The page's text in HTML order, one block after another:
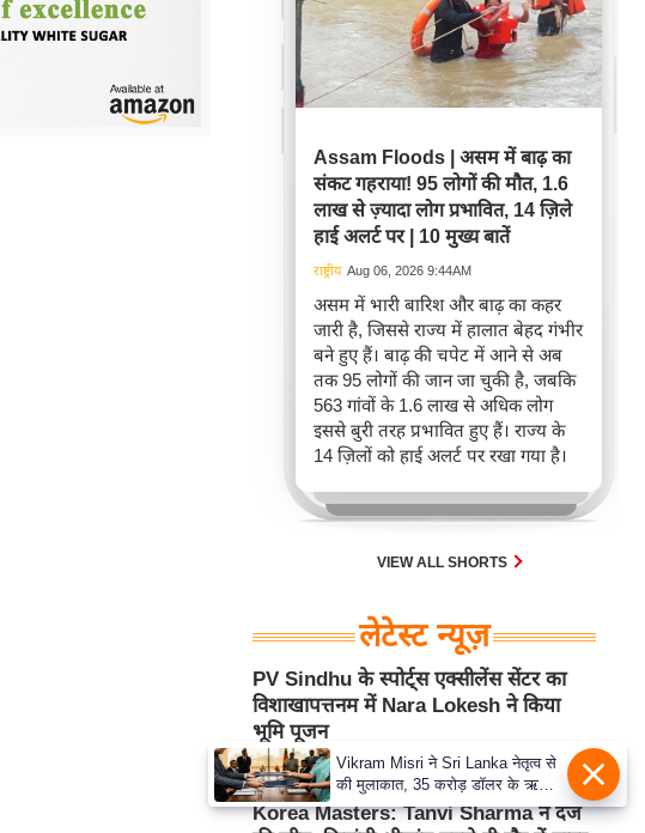
Assam Floods | असम में बाढ़ का
संकट गहराया! 95 लोगों की मौत, 1.6
लाख से ज़्यादा लोग प्रभावित, 14 ज़िले
हाई अलर्ट पर | 10 मुख्य बातें
राष्ट्रीय Aug 06, 2026 9:44AM
असम में भारी बारिश और बाढ़ का कहर
जारी है, जिससे राज्य में हालात बेहद गंभीर
बने हुए हैं। बाढ़ की चपेट में आने से अब
तक 95 लोगों की जान जा चुकी है, जबकि
563 गांवों के 1.6 लाख से अधिक लोग
इससे बुरी तरह प्रभावित हुए हैं। राज्य के
14 ज़िलों को हाई अलर्ट पर रखा गया है।
VIEW ALL SHORTS
लेटेस्ट न्यूज़
PV Sindhu के स्पोर्ट्स एक्सीलेंस सेंटर का
विशाखापत्तनम में Nara Lokesh ने किया
भूमि पूजन
Aug 06, 2026 10:22AM खेल
Korea Masters: Tanvi Sharma ने दर्ज
Vikram Misri ने Sri Lanka नेतृत्व से
की मुलाकात, 35 करोड़ डॉलर के ऋण
समझौते का हुआ आदान-प्रदान